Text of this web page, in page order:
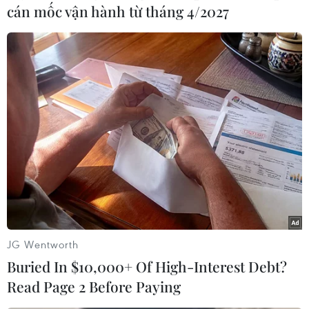
#Thể thao #Thể chất #Nhà trường
#Mục tiêu
Áo
Theo dõi VietnamPlus
TIN CÙNG CHUYÊN MỤC
ASEAN Cup 2026 ngày 8/8: Xác định
đối thủ của đội tuyển Việt Nam ở bán
cán mốc vận hành từ tháng 4/2027
JG Wentworth
Buried In $10,000+ Of High-Interest Debt?
Read Page 2 Before Paying